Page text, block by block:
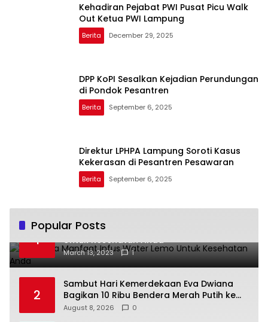
Kehadiran Pejabat PWI Pusat Picu Walk
Out Ketua PWI Lampung
Berita December 29, 2025
DPP KoPI Sesalkan Kejadian Perundungan
di Pondok Pesantren
Berita September 6, 2025
Direktur LPHPA Lampung Soroti Kasus
Kekerasan di Pesantren Pesawaran
Berita September 6, 2025
Popular Posts
1
Beberapa Manfaat Infus Water Lemo
Untuk Kesehatan Anda
March 13, 2023 1
2
Sambut Hari Kemerdekaan Eva Dwiana
Bagikan 10 Ribu Bendera Merah Putih ke
Warga
August 8, 2026 0